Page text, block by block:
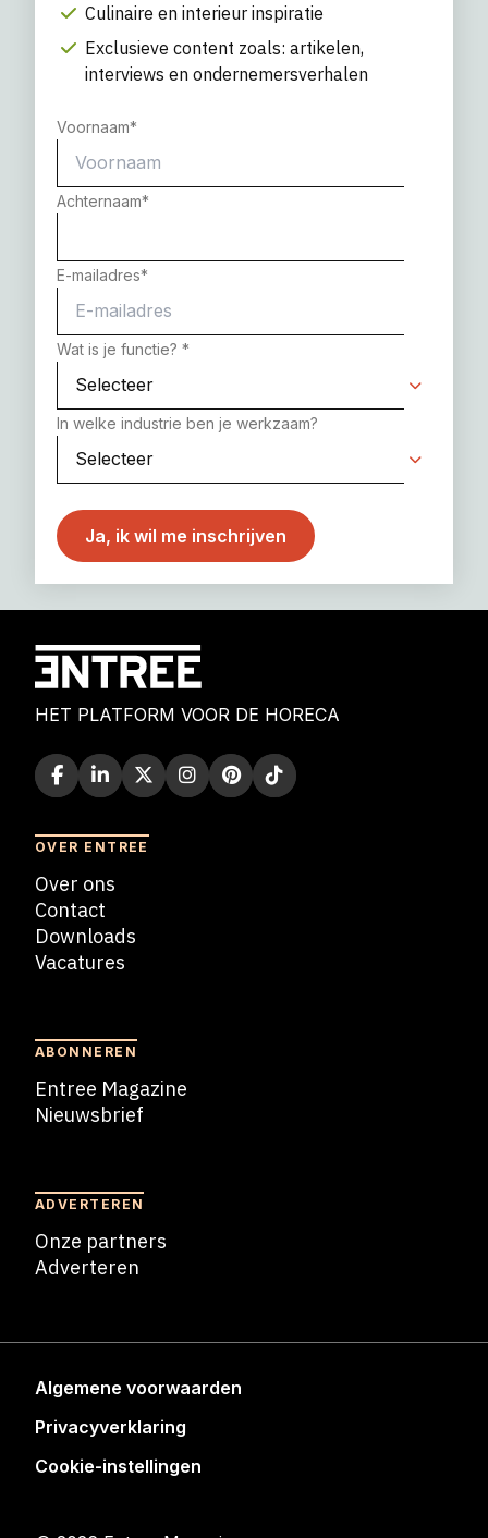
Culinaire en interieur inspiratie
Exclusieve content zoals: artikelen,
interviews en ondernemersverhalen
Voornaam*
Achternaam*
E-mailadres*
Wat is je functie? *
In welke industrie ben je werkzaam?
HET PLATFORM VOOR DE HORECA
OVER ENTREE
Over ons
Contact
Downloads
Vacatures
ABONNEREN
Entree Magazine
Nieuwsbrief
ADVERTEREN
Onze partners
Adverteren
Algemene voorwaarden
Privacyverklaring
Cookie-instellingen